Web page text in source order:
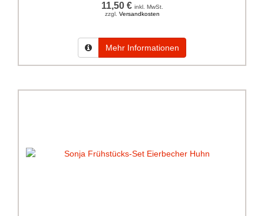
11,50 € inkl. MwSt.
zzgl. Versandkosten
Mehr Informationen